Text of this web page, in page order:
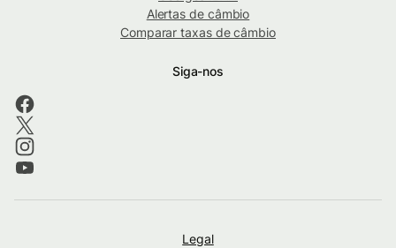
Alertas de câmbio
Comparar taxas de câmbio
Siga-nos
Legal